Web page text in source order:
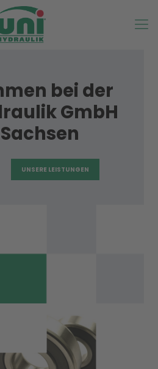
bei der
GmbH
UNSERE LEISTUNGEN